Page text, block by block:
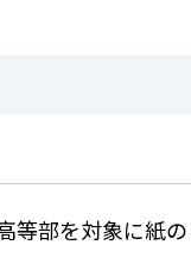
等部を対象に紙